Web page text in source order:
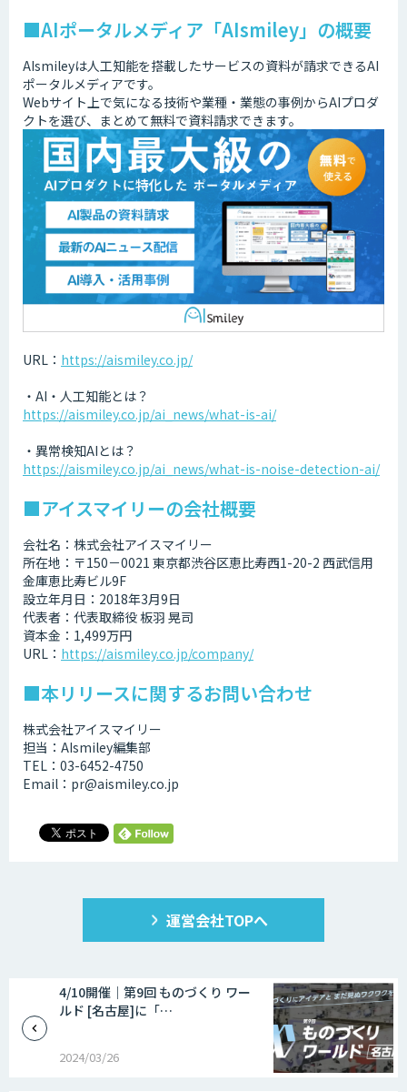
■AIポータルメディア「AIsmiley」の概要
AIsmileyは人工知能を搭載したサービスの資料が請求できるAI
ポータルメディアです。
Webサイト上で気になる技術や業種・業態の事例からAIプロダ
クトを選び、まとめて無料で資料請求できます。
URL： https://aismiley.co.jp/
・AI・人工知能とは？
https://aismiley.co.jp/ai_news/what-is-ai/
・異常検知AIとは？
https://aismiley.co.jp/ai_news/what-is-noise-detection-ai/
■アイスマイリーの会社概要
会社名：株式会社アイスマイリー
所在地：〒150－0021 東京都渋谷区恵比寿西1-20-2 西武信用
金庫恵比寿ビル9F
設立年月日：2018年3月9日
代表者：代表取締役 板羽 晃司
資本金：1,499万円
URL： https://aismiley.co.jp/company/
■本リリースに関するお問い合わせ
株式会社アイスマイリー
担当：AIsmiley編集部
TEL：03-6452-4750
Email：pr@aismiley.co.jp
運営会社TOPへ
4/10開催｜第9回 ものづくり ワー
ルド [名古屋]に「…
2024/03/26